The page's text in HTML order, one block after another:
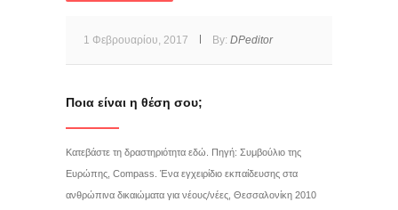
1 Φεβρουαρίου, 2017 By: DPeditor
Ποια είναι η θέση σου;
Κατεβάστε τη δραστηριότητα εδώ. Πηγή: Συμβούλιο της
Ευρώπης, Compass. Ένα εγχειρίδιο εκπαίδευσης στα
ανθρώπινα δικαιώματα για νέους/νέες, Θεσσαλονίκη 2010